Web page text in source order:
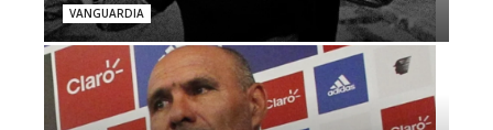
VANGUARDIA